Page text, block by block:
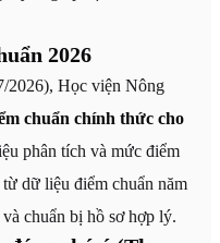
2026
2026), Học viện Nông
chuẩn chính thức cho
phân tích và mức điểm
dữ liệu điểm chuẩn năm
chuẩn bị hồ sơ hợp lý.